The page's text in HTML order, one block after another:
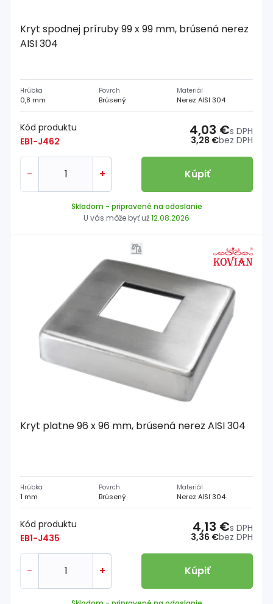
Kryt spodnej príruby 99 x 99 mm, brúsená nerez
AISI 304
Hrúbka
0,8 mm
Povrch
Brúsený
Materiál
Nerez AISI 304
Kód produktu
EB1-J462
3,28 €bez DPH
4,03 €s DPH
- + Kúpiť
Skladom - pripravené na odoslanie
U vás môže byť už12.08.2026
Kryt platne 96 x 96 mm, brúsená nerez AISI 304
Hrúbka
1 mm
Povrch
Brúsený
Materiál
Nerez AISI 304
Kód produktu
EB1-J435
3,36 €bez DPH
4,13 €s DPH
- + Kúpiť